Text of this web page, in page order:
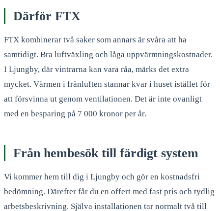
Därför FTX
FTX kombinerar två saker som annars är svåra att ha
samtidigt. Bra luftväxling och låga uppvärmningskostnader.
I Ljungby, där vintrarna kan vara råa, märks det extra
mycket. Värmen i frånluften stannar kvar i huset istället för
att försvinna ut genom ventilationen. Det är inte ovanligt
med en besparing på 7 000 kronor per år.
Från hembesök till färdigt system
Vi kommer hem till dig i Ljungby och gör en kostnadsfri
bedömning. Därefter får du en offert med fast pris och tydlig
arbetsbeskrivning. Själva installationen tar normalt två till